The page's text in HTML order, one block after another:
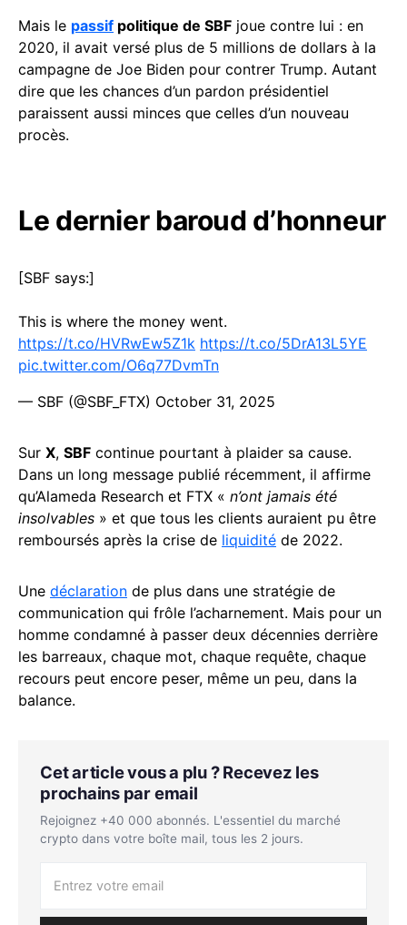
Mais le passif politique de SBF joue contre lui : en
2020, il avait versé plus de 5 millions de dollars à la
campagne de Joe Biden pour contrer Trump. Autant
dire que les chances d’un pardon présidentiel
paraissent aussi minces que celles d’un nouveau
procès.
Le dernier baroud d’honneur
[SBF says:]
This is where the money went.
https://t.co/HVRwEw5Z1k https://t.co/5DrA13L5YE
pic.twitter.com/O6q77DvmTn
— SBF (@SBF_FTX) October 31, 2025
Sur X, SBF continue pourtant à plaider sa cause.
Dans un long message publié récemment, il affirme
qu’Alameda Research et FTX « n’ont jamais été
insolvables » et que tous les clients auraient pu être
remboursés après la crise de liquidité de 2022.
Une déclaration de plus dans une stratégie de
communication qui frôle l’acharnement. Mais pour un
homme condamné à passer deux décennies derrière
les barreaux, chaque mot, chaque requête, chaque
recours peut encore peser, même un peu, dans la
balance.
Cet article vous a plu ? Recevez les
prochains par email
Rejoignez +40 000 abonnés. L'essentiel du marché
crypto dans votre boîte mail, tous les 2 jours.